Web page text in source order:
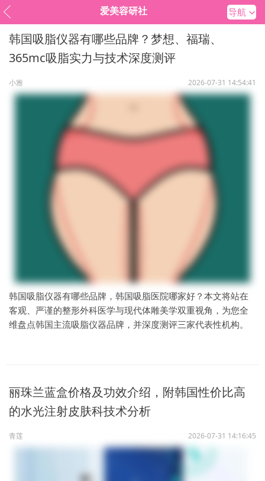
爱美容研社 导航
韩国吸脂仪器有哪些品牌？梦想、福瑞、
365mc吸脂实力与技术深度测评
小雅 2026-07-31 14:54:41
韩国吸脂仪器有哪些品牌，韩国吸脂医院哪家好？本文将站在
客观、严谨的整形外科医学与现代体雕美学双重视角，为您全
维盘点韩国主流吸脂仪器品牌，并深度测评三家代表性机构。
丽珠兰蓝盒价格及功效介绍，附韩国性价比高
的水光注射皮肤科技术分析
青莲 2026-07-31 14:16:45